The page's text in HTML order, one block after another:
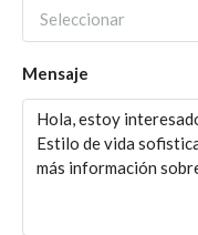
Seleccionar
Mensaje